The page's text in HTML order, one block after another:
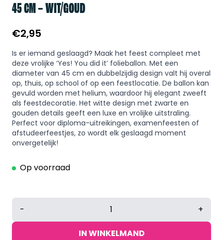
45 CM – WIT/GOUD
€2,95
Is er iemand geslaagd? Maak het feest compleet met
deze vrolijke ‘Yes! You did it’ folieballon. Met een
diameter van 45 cm en dubbelzijdig design valt hij overal
op, thuis, op school of op een feestlocatie. De ballon kan
gevuld worden met helium, waardoor hij elegant zweeft
als feestdecoratie. Het witte design met zwarte en
gouden details geeft een luxe en vrolijke uitstraling.
Perfect voor diploma-uitreikingen, examenfeesten of
afstudeerfeestjes, zo wordt elk geslaagd moment
onvergetelijk!
Op voorraad
Folieballon
You
- +
IN WINKELMAND